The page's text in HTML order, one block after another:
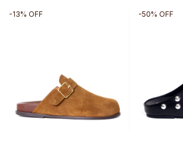
-13% OFF -50% OFF